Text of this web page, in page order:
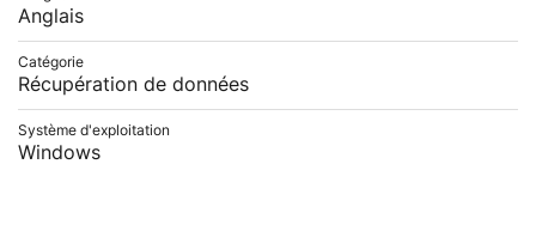
Anglais
Catégorie
Récupération de données
Système d'exploitation
Windows